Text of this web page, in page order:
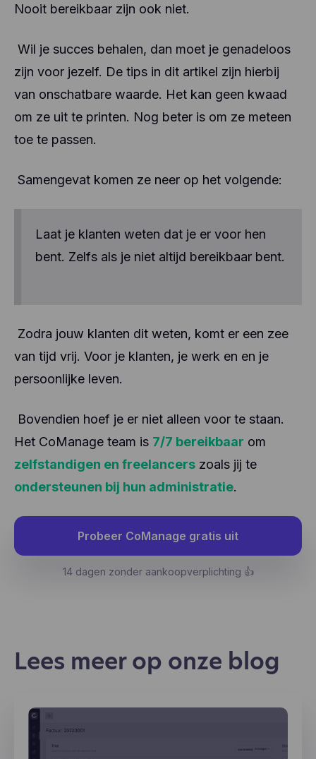
Nooit bereikbaar zijn ook niet.
Wil je succes behalen, dan moet je genadeloos
zijn voor jezelf. De tips in dit artikel zijn hierbij
van onschatbare waarde. Het kan geen kwaad
om ze uit te printen. Nog beter is om ze meteen
toe te passen.
Samengevat komen ze neer op het volgende:
Laat je klanten weten dat je er voor hen
bent. Zelfs als je niet altijd bereikbaar bent.
Zodra jouw klanten dit weten, komt er een zee
van tijd vrij. Voor je klanten, je werk en en je
persoonlijke leven.
Bovendien hoef je er niet alleen voor te staan.
Het CoManage team is 7/7 bereikbaar om
zelfstandigen en freelancers zoals jij te
ondersteunen bij hun administratie.
Probeer CoManage gratis uit
14 dagen zonder aankoopverplichting 👍
Lees meer op onze blog